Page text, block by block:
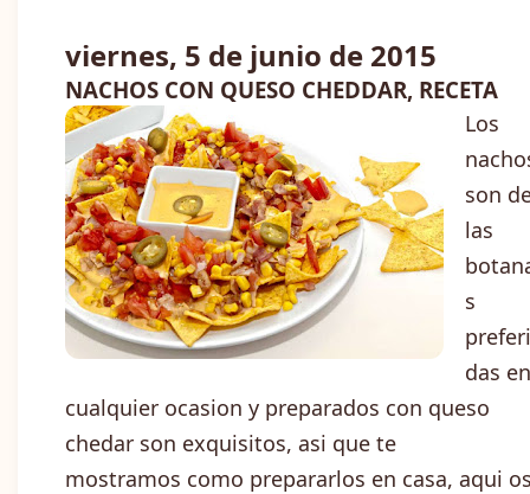
viernes, 5 de junio de 2015
NACHOS CON QUESO CHEDDAR, RECETA
Los
son
las
s
preferi
das en
cualquier ocasion y preparados con queso
chedar son exquisitos, asi que te
mostramos como prepararlos en casa, aqui